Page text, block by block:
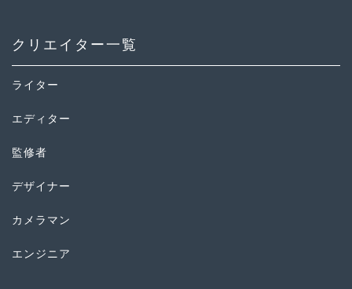
クリエイター一覧
ライター
エディター
監修者
デザイナー
カメラマン
エンジニア